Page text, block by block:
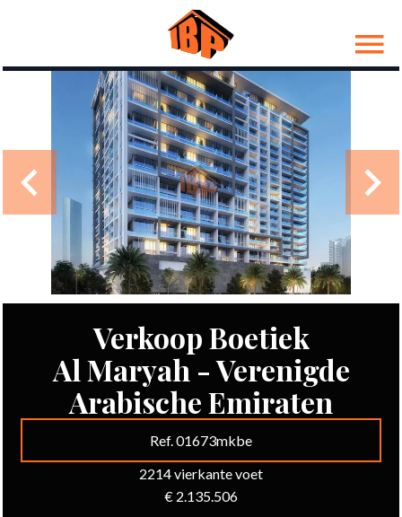
Verkoop Boetiek
Al Maryah - Verenigde
Arabische Emiraten
Ref. 01673mkbe
2214 vierkante voet
€ 2.135.506